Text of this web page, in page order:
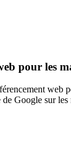
pour les
web
Google sur